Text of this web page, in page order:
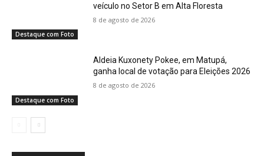
Destaque com Foto
veículo no Setor B em Alta Floresta
8 de agosto de 2026
Destaque com Foto
Aldeia Kuxonety Pokee, em Matupá,
ganha local de votação para Eleições 2026
8 de agosto de 2026